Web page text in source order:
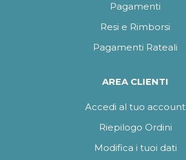
Pagamenti
Resi e Rimborsi
Pagamenti Rateali
AREA CLIENTI
Accedi al tuo account
Riepilogo Ordini
Modifica i tuoi dati